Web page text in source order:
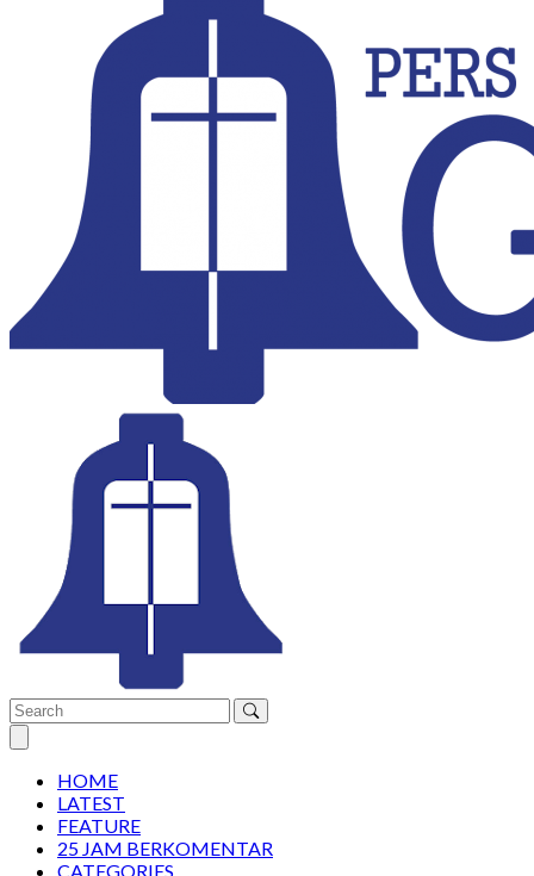
HOME
LATEST
FEATURE
25 JAM BERKOMENTAR
CATEGORIES